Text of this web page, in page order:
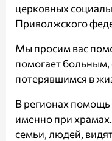
церковных
Приволжского
Мы просим вас
помогает
потерявшимся в
В регионах
именно при
семьи, людей,